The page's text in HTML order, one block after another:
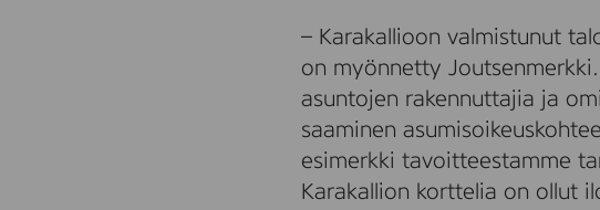
– Karakallioon valmistunut
on myönnetty
asuntojen rakennuttajia ja
saaminen
esimerkki tavoitteestamme
Karakallion korttelia on ollut